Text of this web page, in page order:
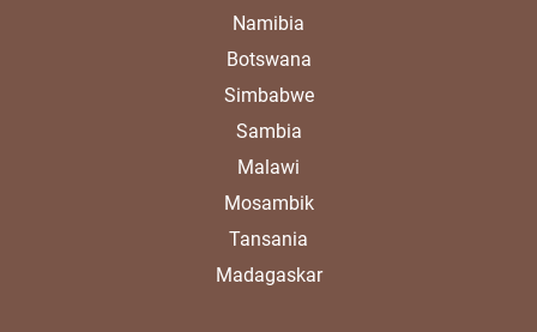
Namibia
Botswana
Simbabwe
Sambia
Malawi
Mosambik
Tansania
Madagaskar